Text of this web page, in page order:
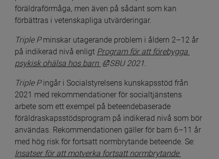
föräldraförmåga, men även på sådant som kan
förbättras i vetenskapliga utvärderingar.
Triple P minskar utagerande problem i åldern 2–12 år
på indikerad nivå enligt Program för att förebygga
psykisk ohälsa hos barn
Länk till annan webbplats,
SBU 2021.
Triple P ingår i Socialstyrelsens kunskapsstöd från
2021 med rekommendationer för socialtjänstens
arbete som ett exempel på beteendebaserade
föräldraskapsstödsprogram på indikerad nivå som bör
användas. Rekommendationen gäller för barn 6–11 år
Insatser för att motverka fortsatt normbrytande